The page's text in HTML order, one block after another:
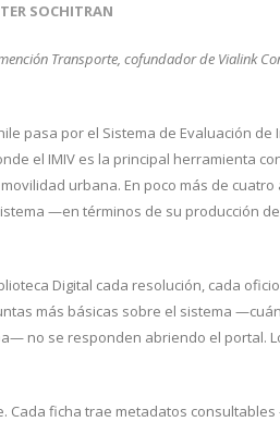
SOCHITRAN
Transporte, cofundador de Vialink
pasa por el Sistema de Evaluación de
el IMIV es la principal herramienta
urbana. En poco más de
—en términos de su producción
Digital cada resolución, cada
más básicas sobre el sistema
no se responden abriendo el portal.
Cada ficha trae metadatos